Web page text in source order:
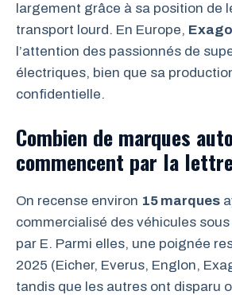
largement grâce à sa position de
transport lourd. En Europe,
l’attention des passionnés de
électriques, bien que sa
confidentielle.
Combien de marques
commencent par la
On recense environ 15 marques
commercialisé des véhicules
par E. Parmi elles, une poignée
2025 (Eicher, Everus, Englon,
tandis que les autres ont disparu